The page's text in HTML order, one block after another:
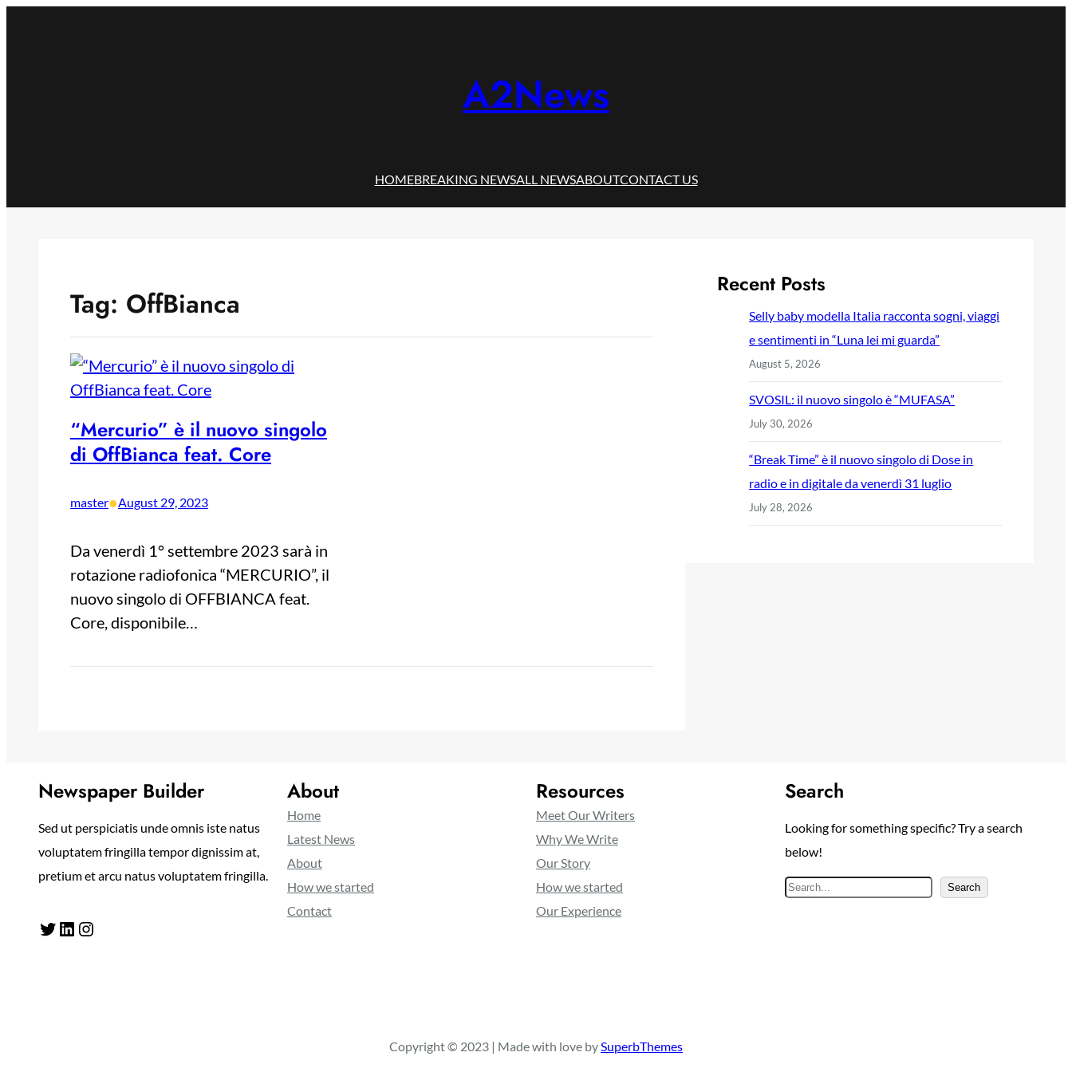
A2News
HOMEBREAKING NEWSALL NEWSABOUTCONTACT US
Tag: OffBianca
“Mercurio” è il nuovo singolo
di OffBianca feat. Core
master•August 29, 2023
Da venerdì 1° settembre 2023 sarà in
rotazione radiofonica “MERCURIO”, il
nuovo singolo di OFFBIANCA feat.
Core, disponibile…
Recent Posts
Selly baby modella Italia racconta sogni, viaggi
e sentimenti in “Luna lei mi guarda”
August 5, 2026
SVOSIL: il nuovo singolo è “MUFASA”
July 30, 2026
“Break Time” è il nuovo singolo di Dose in
radio e in digitale da venerdì 31 luglio
July 28, 2026
Newspaper Builder
Sed ut perspiciatis unde omnis iste natus
voluptatem fringilla tempor dignissim at,
pretium et arcu natus voluptatem fringilla.
Twitter LinkedIn Instagram
About
Home
Latest News
About
How we started
Contact
Resources
Meet Our Writers
Why We Write
Our Story
How we started
Our Experience
Search
Looking for something specific? Try a search
below!
S
Search
Copyright © 2023 | Made with love bySuperbThemes